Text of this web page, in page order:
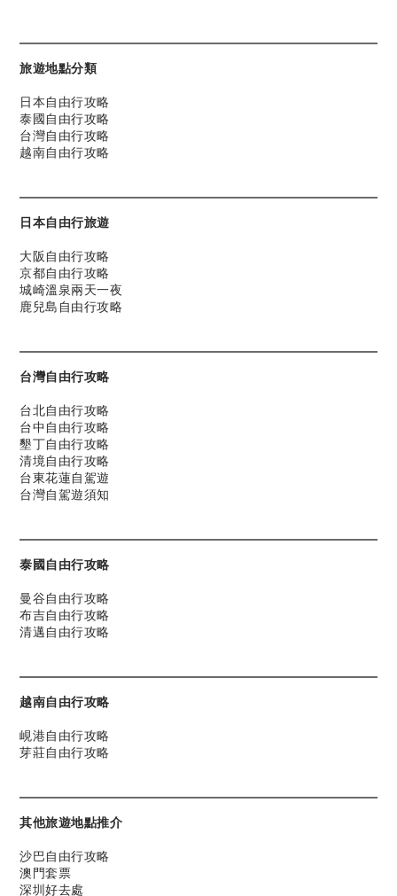
旅遊地點分類
日本自由行攻略
泰國自由行攻略
台灣自由行攻略
越南自由行攻略
日本自由行旅遊
大阪自由行攻略
京都自由行攻略
城崎溫泉兩天一夜
鹿兒島自由行攻略
台灣自由行攻略
台北自由行攻略
台中自由行攻略
墾丁自由行攻略
清境自由行攻略
台東花蓮自駕遊
台灣自駕遊須知
泰國自由行攻略
曼谷自由行攻略
布吉自由行攻略
清邁自由行攻略
越南自由行攻略
峴港自由行攻略
芽莊自由行攻略
其他旅遊地點推介
沙巴自由行攻略
澳門套票
深圳好去處